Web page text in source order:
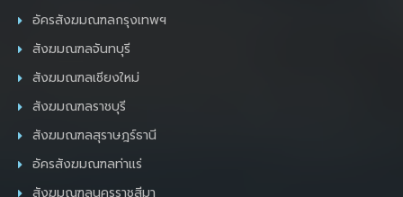
อัครสังฆมณฑลกรุงเทพฯ
สังฆมณฑลจันทบุรี
สังฆมณฑลเชียงใหม่
สังฆมณฑลราชบุรี
สังฆมณฑลสุราษฎร์ธานี
อัครสังฆมณฑลท่าแร่
สังฆมณฑลนครราชสีมา